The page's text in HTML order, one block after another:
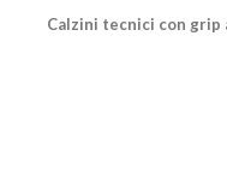
Calzini tecnici con grip